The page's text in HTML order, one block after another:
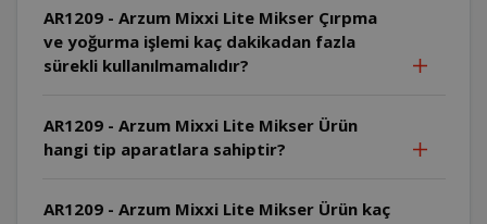
AR1209 - Arzum Mixxi Lite Mikser Çırpma
ve yoğurma işlemi kaç dakikadan fazla
sürekli kullanılmamalıdır?
AR1209 - Arzum Mixxi Lite Mikser Ürün
hangi tip aparatlara sahiptir?
AR1209 - Arzum Mixxi Lite Mikser Ürün kaç